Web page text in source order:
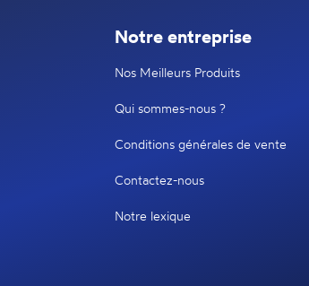
Notre entreprise
Nos Meilleurs Produits
Qui sommes-nous ?
Conditions générales de vente
Contactez-nous
Notre lexique